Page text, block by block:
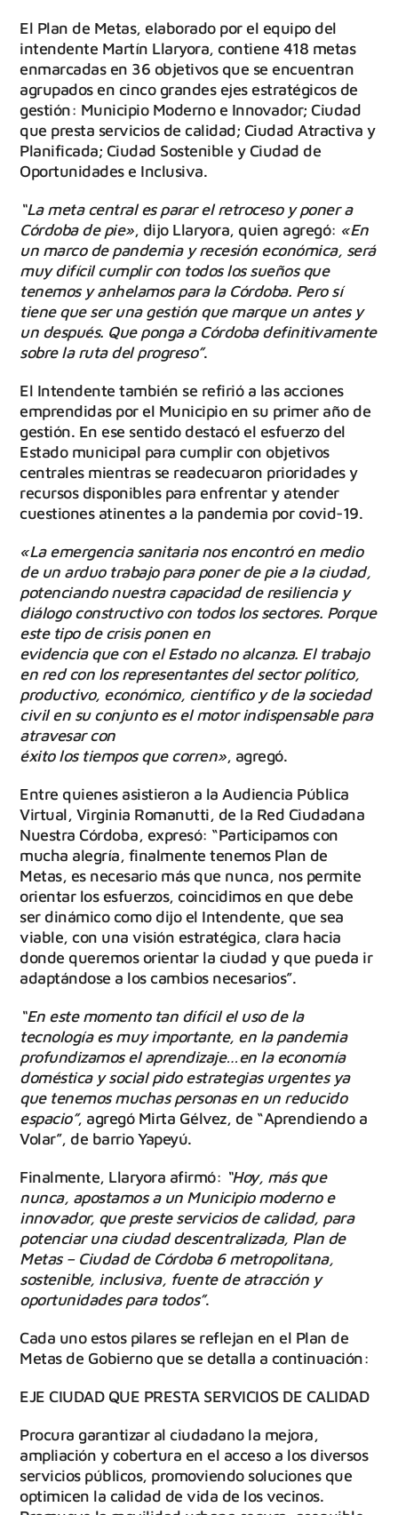
El Plan de Metas, elaborado por el equipo del
intendente Martín Llaryora, contiene 418 metas
enmarcadas en 36 objetivos que se encuentran
agrupados en cinco grandes ejes estratégicos de
gestión: Municipio Moderno e Innovador; Ciudad
que presta servicios de calidad; Ciudad Atractiva y
Planificada; Ciudad Sostenible y Ciudad de
Oportunidades e Inclusiva.
“La meta central es parar el retroceso y poner a
Córdoba de pie», dijo Llaryora, quien agregó: «En
un marco de pandemia y recesión económica, será
muy difícil cumplir con todos los sueños que
tenemos y anhelamos para la Córdoba. Pero sí
tiene que ser una gestión que marque un antes y
un después. Que ponga a Córdoba definitivamente
sobre la ruta del progreso”.
El Intendente también se refirió a las acciones
emprendidas por el Municipio en su primer año de
gestión. En ese sentido destacó el esfuerzo del
Estado municipal para cumplir con objetivos
centrales mientras se readecuaron prioridades y
recursos disponibles para enfrentar y atender
cuestiones atinentes a la pandemia por covid-19.
«La emergencia sanitaria nos encontró en medio
de un arduo trabajo para poner de pie a la ciudad,
potenciando nuestra capacidad de resiliencia y
diálogo constructivo con todos los sectores. Porque
este tipo de crisis ponen en
evidencia que con el Estado no alcanza. El trabajo
en red con los representantes del sector político,
productivo, económico, científico y de la sociedad
civil en su conjunto es el motor indispensable para
atravesar con
éxito los tiempos que corren», agregó.
Entre quienes asistieron a la Audiencia Pública
Virtual, Virginia Romanutti, de la Red Ciudadana
Nuestra Córdoba, expresó: “Participamos con
mucha alegría, finalmente tenemos Plan de
Metas, es necesario más que nunca, nos permite
orientar los esfuerzos, coincidimos en que debe
ser dinámico como dijo el Intendente, que sea
viable, con una visión estratégica, clara hacia
donde queremos orientar la ciudad y que pueda ir
adaptándose a los cambios necesarios”.
“En este momento tan difícil el uso de la
tecnología es muy importante, en la pandemia
profundizamos el aprendizaje…en la economía
doméstica y social pido estrategias urgentes ya
que tenemos muchas personas en un reducido
espacio”, agregó Mirta Gélvez, de “Aprendiendo a
Volar”, de barrio Yapeyú.
Finalmente, Llaryora afirmó: “Hoy, más que
nunca, apostamos a un Municipio moderno e
innovador, que preste servicios de calidad, para
potenciar una ciudad descentralizada, Plan de
Metas – Ciudad de Córdoba 6 metropolitana,
sostenible, inclusiva, fuente de atracción y
oportunidades para todos”.
Cada uno estos pilares se reflejan en el Plan de
Metas de Gobierno que se detalla a continuación:
EJE CIUDAD QUE PRESTA SERVICIOS DE CALIDAD
Procura garantizar al ciudadano la mejora,
ampliación y cobertura en el acceso a los diversos
servicios públicos, promoviendo soluciones que
optimicen la calidad de vida de los vecinos.